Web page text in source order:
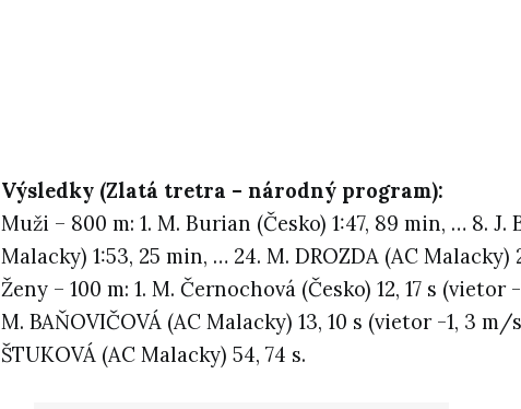
Výsledky (Zlatá tretra – národný program):
Muži – 800 m: 1. M. Burian (Česko) 1:47, 89 min, … 8. J.
Malacky) 1:53, 25 min, … 24. M. DROZDA (AC Malacky)
Ženy – 100 m: 1. M. Černochová (Česko) 12, 17 s (vietor
M. BAŇOVIČOVÁ (AC Malacky) 13, 10 s (vietor -1, 3 m/
ŠTUKOVÁ (AC Malacky) 54, 74 s.